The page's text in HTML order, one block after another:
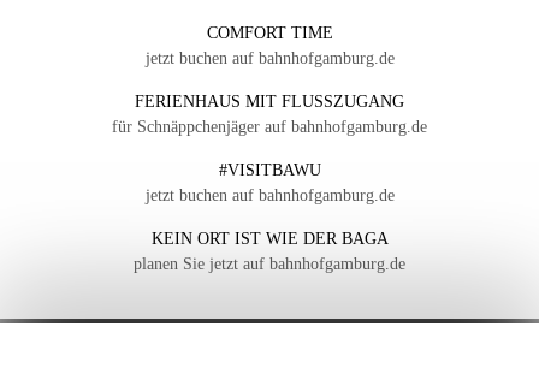
COMFORT TIME
jetzt buchen auf bahnhofgamburg.de
FERIENHAUS MIT FLUSSZUGANG
für Schnäppchenjäger auf bahnhofgamburg.de
#VISITBAWU
jetzt buchen auf bahnhofgamburg.de
KEIN ORT IST WIE DER BAGA
planen Sie jetzt auf bahnhofgamburg.de